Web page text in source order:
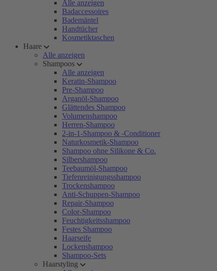
Alle anzeigen
Badaccessoires
Bademäntel
Handtücher
Kosmetiktaschen
Haare
Alle anzeigen
Shampoos
Alle anzeigen
Keratin-Shampoo
Pre-Shampoo
Arganöl-Shampoo
Glättendes Shampoo
Volumenshampoo
Herren-Shampoo
2-in-1-Shampoo & -Conditioner
Naturkosmetik-Shampoo
Shampoo ohne Silikone & Co.
Silbershampoo
Teebaumöl-Shampoo
Tiefenreinigungsshampoo
Trockenshampoo
Anti-Schuppen-Shampoo
Repair-Shampoo
Color-Shampoo
Feuchtigkeitsshampoo
Festes Shampoo
Haarseife
Lockenshampoo
Shampoo-Sets
Haarstyling